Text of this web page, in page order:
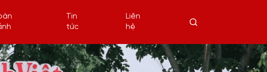
Tin
tức
Liên
hệ